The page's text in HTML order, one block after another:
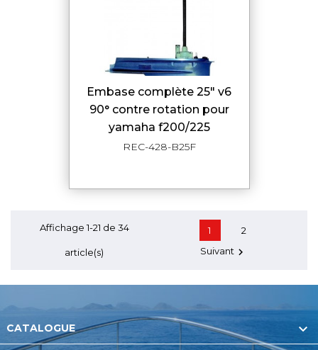
embase complète 25" v6
90° contre rotation pour
yamaha f200/225
REC-428-B25F
Affichage 1-21 de 34
article(s)
1
2
Suivant 
CATALOGUE 